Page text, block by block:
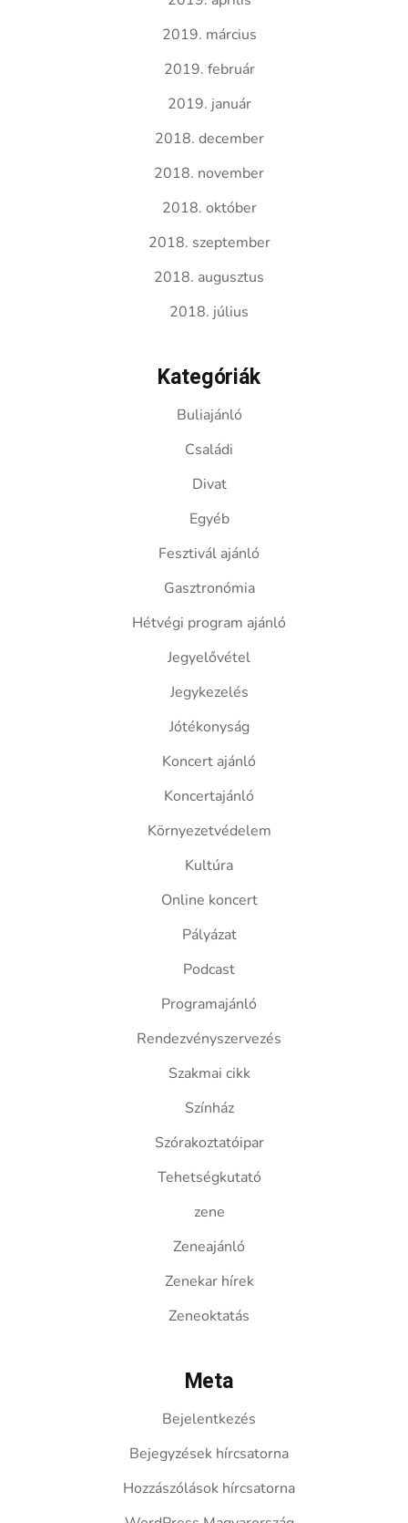
2019. március
2019. február
2019. január
2018. december
2018. november
2018. október
2018. szeptember
2018. augusztus
2018. július
Kategóriák
Buliajánló
Családi
Divat
Egyéb
Fesztivál ajánló
Gasztronómia
Hétvégi program ajánló
Jegyelővétel
Jegykezelés
Jótékonyság
Koncert ajánló
Koncertajánló
Környezetvédelem
Kultúra
Online koncert
Pályázat
Podcast
Programajánló
Rendezvényszervezés
Szakmai cikk
Színház
Szórakoztatóipar
Tehetségkutató
zene
Zeneajánló
Zenekar hírek
Zeneoktatás
Meta
Bejelentkezés
Bejegyzések hírcsatorna
Hozzászólások hírcsatorna